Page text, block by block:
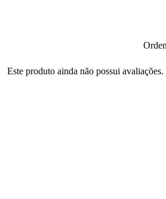
Este produto ainda não possui